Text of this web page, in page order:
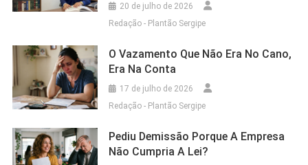
20 de julho de 2026
Redação - Plantão Sergipe
O Vazamento Que Não Era No Cano,
Era Na Conta
17 de julho de 2026
Redação - Plantão Sergipe
Pediu Demissão Porque A Empresa
Não Cumpria A Lei?